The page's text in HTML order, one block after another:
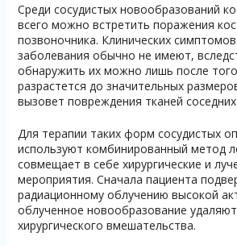
Среди сосудистых новообразований
всего можно встретить поражения
позвоночника. Клинических
заболевания обычно не имеют,
обнаружить их можно лишь после
разрастется до значительных
вызовет повреждения тканей
Для терапии таких форм сосудистых
используют комбинированный метод
совмещает в себе хирургические и
мероприятия. Сначала пациента
радиационному облучению высокой
облученное новообразование
хирургического вмешательства.